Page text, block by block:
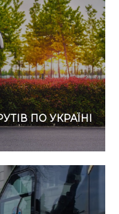
ПО УКРАЇНІ